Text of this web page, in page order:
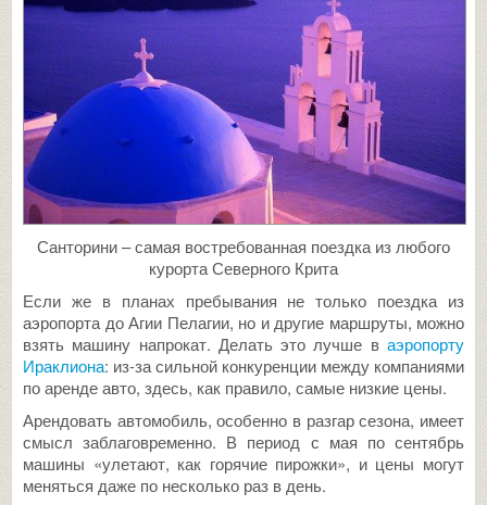
Санторини – самая востребованная поездка из любого
курорта Северного Крита
Если же в планах пребывания не только поездка из
аэропорта до Агии Пелагии, но и другие маршруты, можно
взять машину напрокат. Делать это лучше в аэропорту
Ираклиона: из-за сильной конкуренции между компаниями
по аренде авто, здесь, как правило, самые низкие цены.
Арендовать автомобиль, особенно в разгар сезона, имеет
смысл заблаговременно. В период с мая по сентябрь
машины «улетают, как горячие пирожки», и цены могут
меняться даже по несколько раз в день.